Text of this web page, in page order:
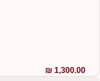
₪ 1,300.00